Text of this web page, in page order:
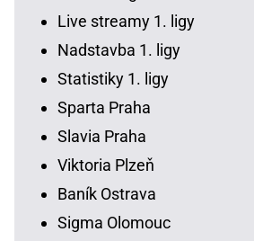
Live streamy 1. ligy
Nadstavba 1. ligy
Statistiky 1. ligy
Sparta Praha
Slavia Praha
Viktoria Plzeň
Baník Ostrava
Sigma Olomouc